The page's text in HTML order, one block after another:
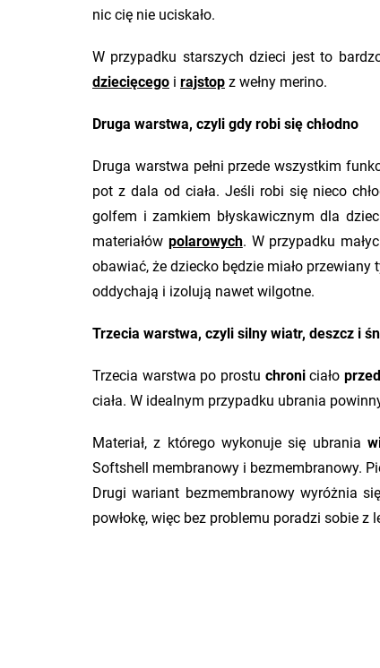
nic cię nie uciskało.
W przypadku starszych dzieci jest to
dziecięcego i rajstop z wełny merino.
Druga warstwa, czyli gdy robi się chłodno
Druga warstwa pełni przede wszystkim
pot z dala od ciała. Jeśli robi się nieco
golfem i zamkiem błyskawicznym dla
materiałów polarowych. W przypadku
obawiać, że dziecko będzie miało
oddychają i izolują nawet wilgotne.
Trzecia warstwa, czyli silny wiatr, deszcz i
Trzecia warstwa po prostu chroniciało
ciała. W idealnym przypadku ubrania
Materiał, z którego wykonuje się ubrania
Softshell membranowy i bezmembranowy.
Drugi wariant bezmembranowy wyróżnia
powłokę, więc bez problemu poradzi sobie z